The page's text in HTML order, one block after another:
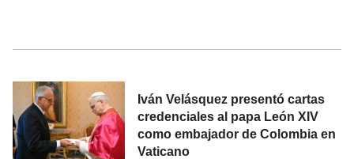
Iván Velásquez presentó cartas
credenciales al papa León XIV
como embajador de Colombia en
Vaticano